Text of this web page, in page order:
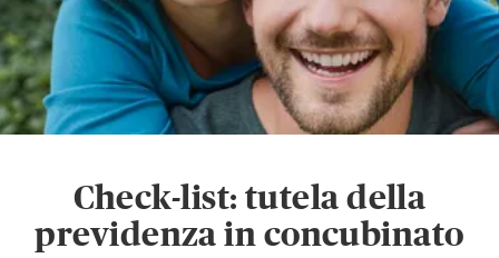
Check-list: tutela della
previdenza in concubinato